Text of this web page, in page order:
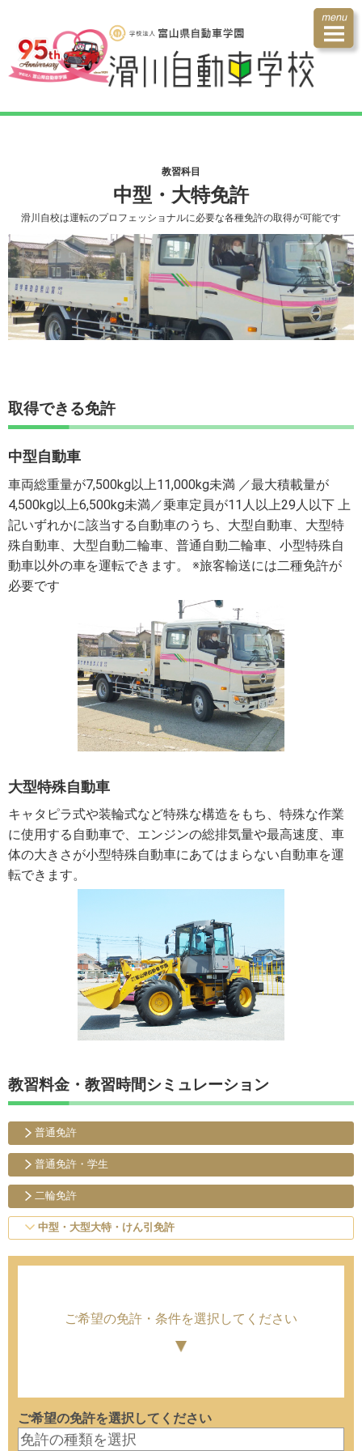
教習科目
中型・大特免許
滑川自校は運転のプロフェッショナルに必要な各種免許の取得が可能です
取得できる免許
中型自動車
車両総重量が7,500kg以上11,000kg未満 ／最大積載量が
4,500kg以上6,500kg未満／乗車定員が11人以上29人以下 上
記いずれかに該当する自動車のうち、大型自動車、大型特
殊自動車、大型自動二輪車、普通自動二輪車、小型特殊自
動車以外の車を運転できます。 ※旅客輸送には二種免許が
必要です
大型特殊自動車
キャタピラ式や装輪式など特殊な構造をもち、特殊な作業
に使用する自動車で、エンジンの総排気量や最高速度、車
体の大きさが小型特殊自動車にあてはまらない自動車を運
転できます。
教習料金・教習時間シミュレーション